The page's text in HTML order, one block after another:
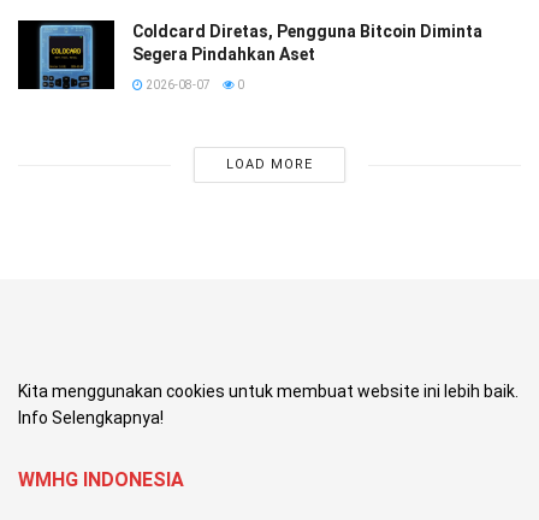
Coldcard Diretas, Pengguna Bitcoin Diminta
Segera Pindahkan Aset
2026-08-07 0
LOAD MORE
Kita menggunakan cookies untuk membuat website ini lebih baik.
Info Selengkapnya!
WMHG INDONESIA